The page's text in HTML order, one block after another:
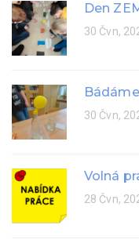
Den
30 Čvn,
30 Čvn,
Volná
28 Čvn,